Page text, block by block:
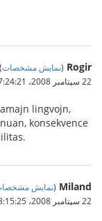
Rogir
(نمایش مشخصات)
22 سپتامبر 2008،‏ 17:24:21
lingvojn,
konsekvence
Miland
(نمایش
22 سپتامبر 2008،‏ 18:15:25